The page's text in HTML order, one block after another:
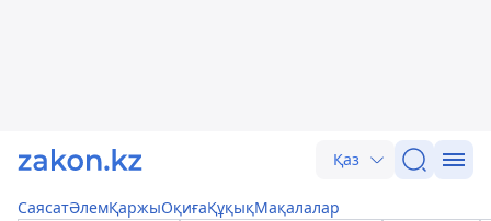
Қаз
СаясатӘлемҚаржыОқиғаҚұқықМақалалар